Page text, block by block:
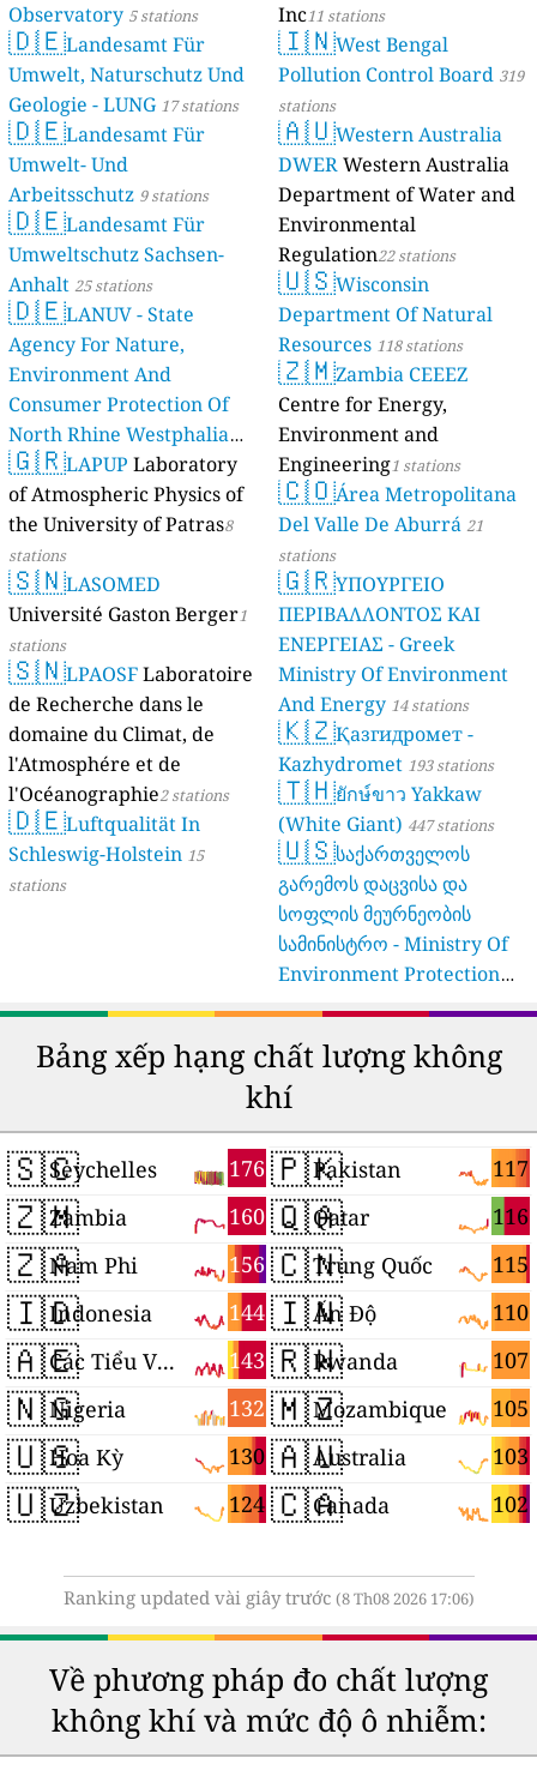
Observatory 5 stations
🇩🇪Landesamt Für
Umwelt, Naturschutz Und
Geologie - LUNG 17 stations
🇩🇪Landesamt Für
Umwelt- Und
Arbeitsschutz 9 stations
🇩🇪Landesamt Für
Umweltschutz Sachsen-
Anhalt 25 stations
🇩🇪LANUV - State
Agency For Nature,
Environment And
Consumer Protection Of
North Rhine Westphalia
(Landesamt Für Natur,
Umwelt Und
Verbraucherschutz NRW)
61 stations
🇬🇷LAPUP Laboratory
of Atmospheric Physics of
the University of Patras8
stations
🇸🇳LASOMED
Université Gaston Berger1
stations
🇸🇳LPAOSF Laboratoire
de Recherche dans le
domaine du Climat, de
l'Atmosphére et de
l'Océanographie2 stations
🇩🇪Luftqualität In
Schleswig-Holstein 15
stations
Inc11 stations
🇮🇳West Bengal
Pollution Control Board 319
stations
🇦🇺Western Australia
DWERWestern Australia
Department of Water and
Environmental
Regulation22 stations
🇺🇸Wisconsin
Department Of Natural
Resources 118 stations
🇿🇲Zambia CEEEZ
Centre for Energy,
Environment and
Engineering1 stations
🇨🇴Área Metropolitana
Del Valle De Aburrá 21
stations
🇬🇷ΥΠΟΥΡΓΕΙΟ
ΠΕΡΙΒΑΛΛΟΝΤΟΣ ΚΑΙ
ΕΝΕΡΓΕΙΑΣ - Greek
Ministry Of Environment
And Energy 14 stations
🇰🇿Қазгидромет -
Kazhydromet 193 stations
🇹🇭ยักษ์ขาว Yakkaw
(White Giant) 447 stations
🇺🇸საქართველოს
გარემოს დაცვისა და
სოფლის მეურნეობის
სამინისტრო - Ministry Of
Environment Protection
Bảng xếp hạng chất lượng không
khí
🇸🇨 176
Seychelles
🇿🇲 160
Zambia
🇿🇦 156
Nam Phi
🇮🇩 144
Indonesia
🇦🇪 143
Các Tiểu Vương quốc Ả Rập Thống nhất
🇳🇬 132
Nigeria
🇺🇸 130
Hoa Kỳ
🇺🇿 124
Uzbekistan
🇵🇰 117
Pakistan
🇶🇦 116
Qatar
🇨🇳 115
Trung Quốc
🇮🇳 110
Ấn Độ
🇷🇼 107
Rwanda
🇲🇿 105
Mozambique
🇦🇺 103
Australia
🇨🇦 102
Canada
Ranking updated vài giây trước (8 Th08 2026 17:06)
Về phương pháp đo chất lượng
không khí và mức độ ô nhiễm: